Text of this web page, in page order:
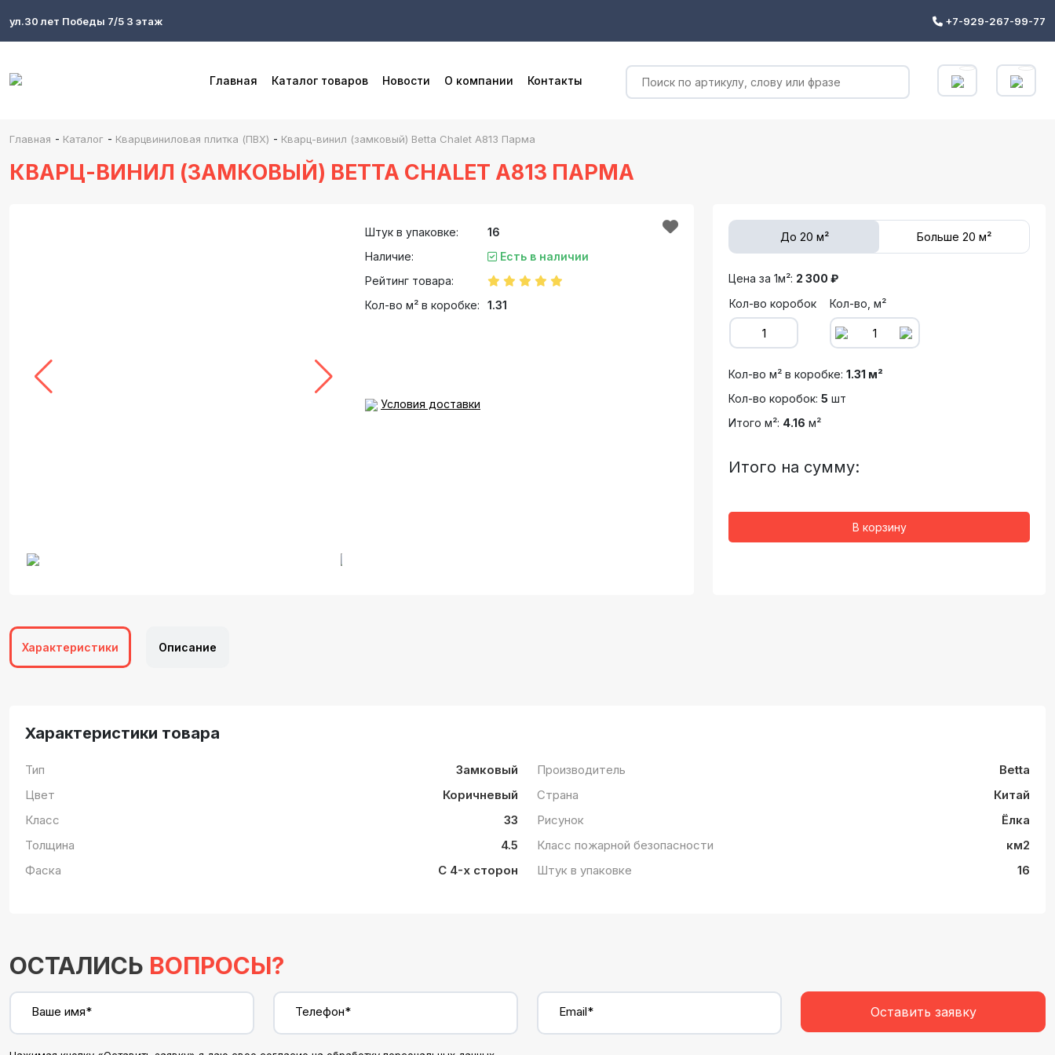
ул.30 лет Победы 7/5 3 этаж +7-929-267-99-77
Главная Каталог товаров Новости О компании Контакты
Главная - Каталог - Кварцвиниловая плитка (ПВХ) - Кварц-винил (замковый) Betta Chalet A813 Парма
КВАРЦ-ВИНИЛ (ЗАМКОВЫЙ) BETTA CHALET A813 ПАРМА
Штук в упаковке:
16
Наличие:
Есть в наличии
Рейтинг товара:
Кол-во м² в коробке:
1.31
Условия доставки
До 20 м² Больше 20 м²
Цена за 1м²: 2 300 ₽
Кол-во коробок
Кол-во, м²
Кол-во м² в коробке: 1.31 м²
Кол-во коробок: 5 шт
Итого м²: 4.16 м²
Итого на сумму:
В корзину
Характеристики Описание
Характеристики товара
Тип
Замковый
Цвет
Коричневый
Класс
33
Толщина
4.5
Фаска
С 4-х сторон
Производитель
Betta
Страна
Китай
Рисунок
Ёлка
Класс пожарной безопасности
км2
Штук в упаковке
16
ОСТАЛИСЬ ВОПРОСЫ?
Ваше имя* Телефон* Email* Оставить заявку